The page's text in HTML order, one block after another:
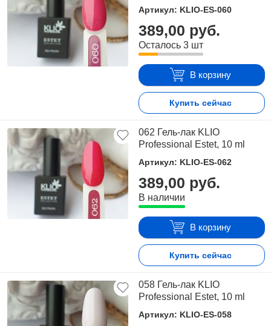
Артикул: KLIO-ES-060
389,00 руб.
Осталось 3 шт
В корзину
Купить сейчас
062 Гель-лак KLIO
Professional Estet, 10 ml
Артикул: KLIO-ES-062
389,00 руб.
В наличии
В корзину
Купить сейчас
058 Гель-лак KLIO
Professional Estet, 10 ml
Артикул: KLIO-ES-058